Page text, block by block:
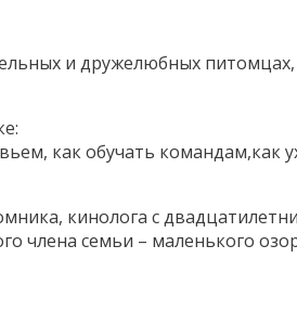
и дружелюбных
как обучать командам,как
кинолога с
члена семьи – маленького